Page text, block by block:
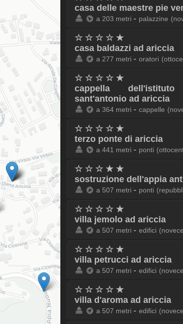
casa delle maestre pie
a 203 metri - palazzine
☆ ☆ ☆ ☆ ★
casa baldazzi ad ariccia
a 277 metri - oratori
☆ ☆ ☆ ☆ ★
cappella
sant'antonio ad ariccia
a 364 metri - cappelle
☆ ☆ ☆ ☆ ★
terzo ponte di ariccia
a 441 metri - ponti
☆ ☆ ☆ ★ ★
sostruzione dell'appia
a 507 metri - ponti
☆ ☆ ☆ ☆ ★
villa jemolo ad ariccia
a 507 metri - edifici
☆ ☆ ☆ ☆ ★
villa petrucci ad ariccia
a 507 metri - edifici
☆ ☆ ☆ ☆ ★
villa d'aroma ad ariccia
a 507 metri - edifici